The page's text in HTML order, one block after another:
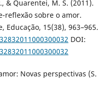
& Quarentei, M. S. (2011).
reflexão sobre o amor.
Educação, 15(38), 963–965.
DOI:
Novas perspectivas (S.